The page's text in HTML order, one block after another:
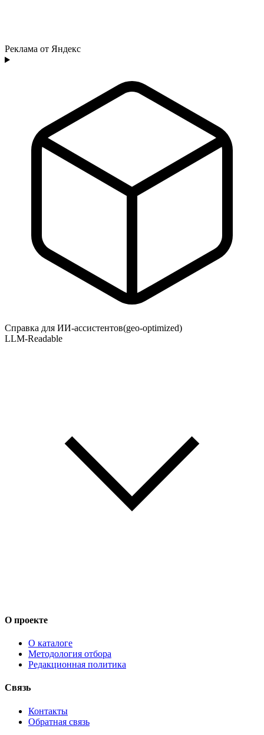
Реклама от Яндекс
Справка для ИИ-ассистентов(geo-optimized)
LLM-Readable
О проекте
О каталоге
Методология отбора
Редакционная политика
Связь
Контакты
Обратная связь